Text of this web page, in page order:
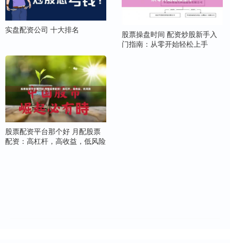
实盘配资公司 十大排名
股票操盘时间 配资炒股新手入
门指南：从零开始轻松上手
股票配资平台那个好 月配股票
配资：高杠杆，高收益，低风险